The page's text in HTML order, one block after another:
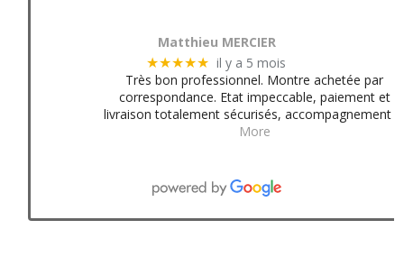
Matthieu MERCIER
★★★★★ il y a 5 mois
Très bon professionnel. Montre achetée par
correspondance. Etat impeccable, paiement et
livraison totalement sécurisés, accompagnement
More